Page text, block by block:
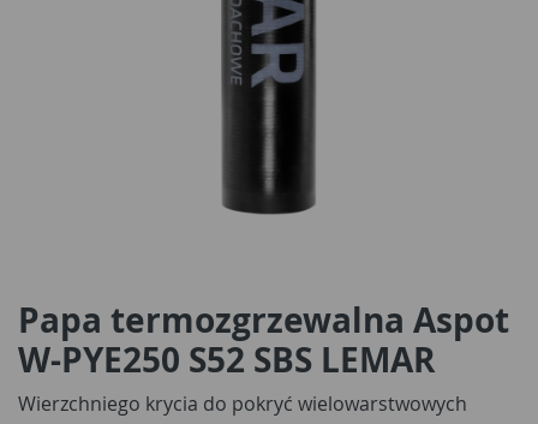
Papa termozgrzewalna Aspot
W-PYE250 S52 SBS LEMAR
Wierzchniego krycia do pokryć wielowarstwowych